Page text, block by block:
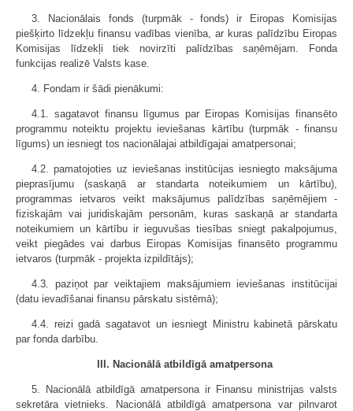
3. Nacionālais fonds (turpmāk - fonds) ir Eiropas Komisijas
piešķirto līdzekļu finansu vadības vienība, ar kuras palīdzību Eiropas
Komisijas līdzekļi tiek novirzīti palīdzības saņēmējam. Fonda
funkcijas realizē Valsts kase.
4. Fondam ir šādi pienākumi:
4.1. sagatavot finansu līgumus par Eiropas Komisijas finansēto
programmu noteiktu projektu ieviešanas kārtību (turpmāk - finansu
līgums) un iesniegt tos nacionālajai atbildīgajai amatpersonai;
4.2. pamatojoties uz ieviešanas institūcijas iesniegto maksājuma
pieprasījumu (saskaņā ar standarta noteikumiem un kārtību),
programmas ietvaros veikt maksājumus palīdzības saņēmējiem -
fiziskajām vai juridiskajām personām, kuras saskaņā ar standarta
noteikumiem un kārtību ir ieguvušas tiesības sniegt pakalpojumus,
veikt piegādes vai darbus Eiropas Komisijas finansēto programmu
ietvaros (turpmāk - projekta izpildītājs);
4.3. paziņot par veiktajiem maksājumiem ieviešanas institūcijai
(datu ievadīšanai finansu pārskatu sistēmā);
4.4. reizi gadā sagatavot un iesniegt Ministru kabinetā pārskatu
par fonda darbību.
III. Nacionālā atbildīgā amatpersona
5. Nacionālā atbildīgā amatpersona ir Finansu ministrijas valsts
sekretāra vietnieks. Nacionālā atbildīgā amatpersona var pilnvarot